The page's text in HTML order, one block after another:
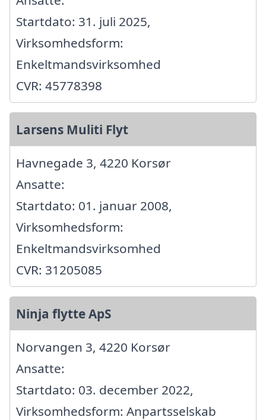
Startdato: 31. juli 2025,
Virksomhedsform:
Enkeltmandsvirksomhed
CVR: 45778398
Larsens Muliti Flyt
Havnegade 3, 4220 Korsør
Ansatte:
Startdato: 01. januar 2008,
Virksomhedsform:
Enkeltmandsvirksomhed
CVR: 31205085
Ninja flytte ApS
Norvangen 3, 4220 Korsør
Ansatte:
Startdato: 03. december 2022,
Virksomhedsform: Anpartsselskab